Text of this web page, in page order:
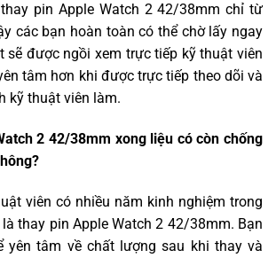
pin Apple Watch 2 42/38mm chỉ từ
các bạn hoàn toàn có thể chờ lấy ngay
sẽ được ngồi xem trực tiếp kỹ thuật viên
tâm hơn khi được trực tiếp theo dõi và
kỹ thuật viên làm.
2 42/38mm xong liệu có còn chống
viên có nhiều năm kinh nghiệm trong
thay pin Apple Watch 2 42/38mm. Bạn
yên tâm về chất lượng sau khi thay và